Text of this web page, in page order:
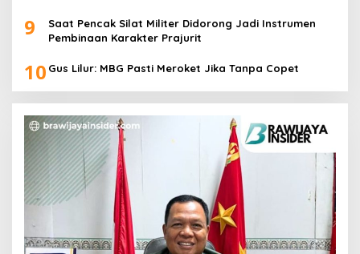
9
Saat Pencak Silat Militer Didorong Jadi Instrumen
Pembinaan Karakter Prajurit
10 Gus Lilur: MBG Pasti Meroket Jika Tanpa Copet